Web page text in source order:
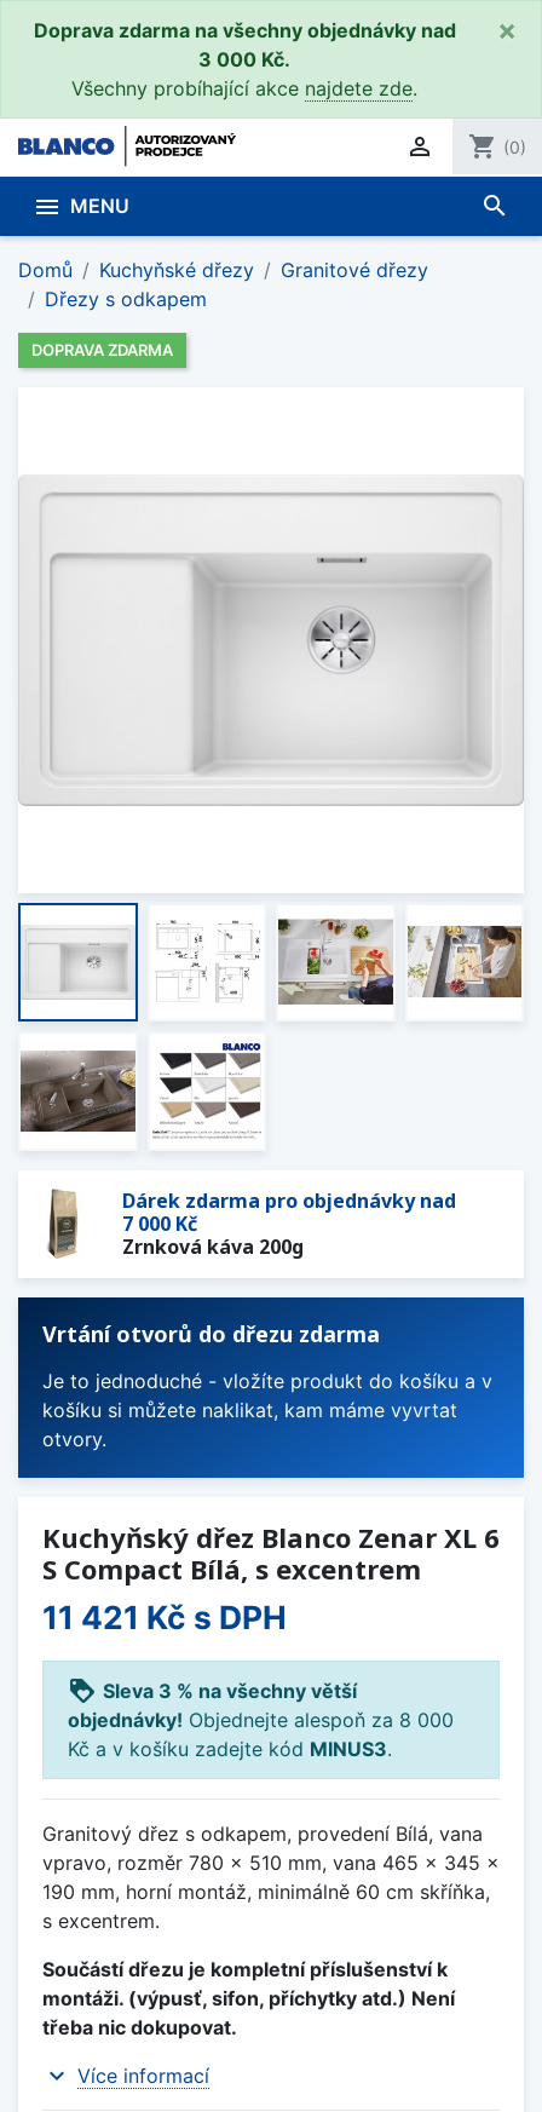
Doprava zdarma na všechny objednávky nad
3 000 Kč.
Všechny probíhající akce najdete zde.
×
 shopping_cart (0)
 MENU search
Domů Kuchyňské dřezy
Granitové dřezy
Dřezy s odkapem
DOPRAVA ZDARMA
Dárek zdarma pro objednávky nad
7 000 Kč
Zrnková káva 200g
Vrtání otvorů do dřezu zdarma
Je to jednoduché - vložíte produkt do košíku a v
košíku si můžete naklikat, kam máme vyvrtat
otvory.
Kuchyňský dřez Blanco Zenar XL 6
S Compact Bílá, s excentrem
11 421 Kč s DPH
loyalty Sleva 3 % na všechny větší
objednávky! Objednejte alespoň za 8 000
Kč a v košíku zadejte kód MINUS3.
Granitový dřez s odkapem, provedení Bílá, vana
vpravo, rozměr 780 x 510 mm, vana 465 x 345 x
190 mm, horní montáž, minimálně 60 cm skříňka,
s excentrem.
Součástí dřezu je kompletní příslušenství k
montáži. (výpusť, sifon, příchytky atd.) Není
třeba nic dokupovat.
expand_more Více informací